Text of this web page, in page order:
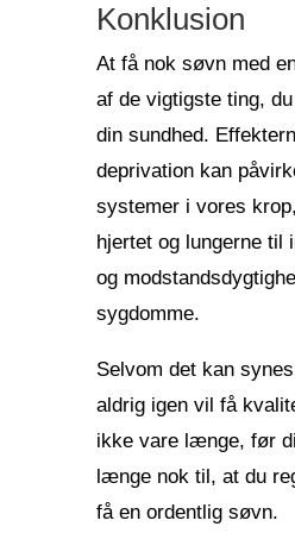
Konklusion
At få nok søvn med
af de vigtigste ting,
din sundhed.
deprivation kan
systemer i vores
hjertet og lungerne til
og
sygdomme.
Selvom det kan
aldrig igen vil få
ikke vare længe, før
længe nok til, at du
få en ordentlig søvn.